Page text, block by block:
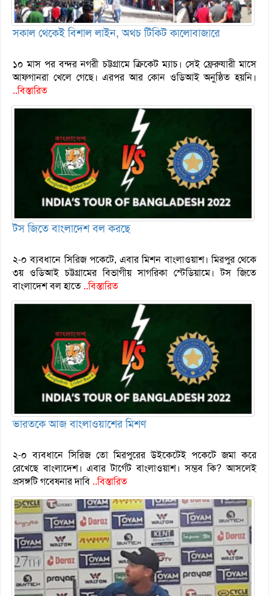
সকাল থেকেই বিশাল লাইন, অথচ টিকিট কালোবাজারে
১০ মাস পর বন্দর নগরী চট্টগ্রামে ক্রিকেট ম্যাচ। সেই ফ্রেরুযারী মাসে
আফগানরা খেলে গেছে। এরপর আর কোন ওডিআই অনুষ্ঠিত হয়নি।
..বিস্তারিত
টস জিতে বাংলাদেশ বল করছে
২-০ ব্যবধানে সিরিজ পকেটে, এবার মিশন বাংলাওয়াশ। মিরপুর থেকে
৩য় ওডিআই চট্টগ্রামের বিভাগীয় সাগরিকা স্টেডিয়ামে। টস জিতে
বাংলাদেশ বল হাতে ..বিস্তারিত
ভারতকে আজ বাংলাওয়াশের মিশণ
২-০ ব্যবধানে সিরিজ তো মিরপুরের উইকেটেই পকেটে জমা করে
রেখেছে বাংলাদেশ। এবার টার্গেট বাংলাওয়াশ। সম্ভব কি? আসলেই
প্রসঙ্গটি গবেষনার দাবি ..বিস্তারিত